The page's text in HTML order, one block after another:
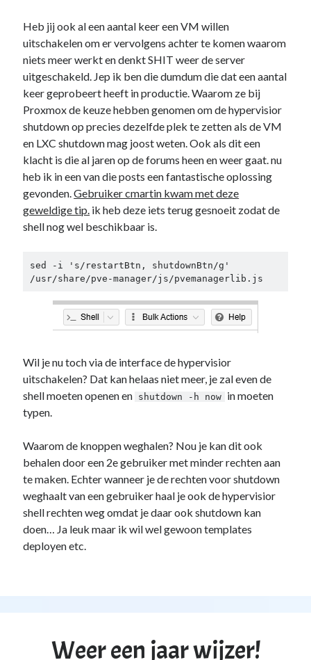
Heb jij ook al een aantal keer een VM willen
uitschakelen om er vervolgens achter te komen waarom
niets meer werkt en denkt SHIT weer de server
uitgeschakeld. Jep ik ben die dumdum die dat een aantal
keer geprobeert heeft in productie. Waarom ze bij
Proxmox de keuze hebben genomen om de hypervisior
shutdown op precies dezelfde plek te zetten als de VM
en LXC shutdown mag joost weten. Ook als dit een
klacht is die al jaren op de forums heen en weer gaat. nu
heb ik in een van die posts een fantastische oplossing
gevonden.Gebruiker cmartin kwam met deze
geweldige tip. ik heb deze iets terug gesnoeit zodat de
shell nog wel beschikbaar is.
sed -i 's/restartBtn, shutdownBtn/g'
/usr/share/pve-manager/js/pvemanagerlib.js
Wil je nu toch via de interface de hypervisior
uitschakelen? Dat kan helaas niet meer, je zal even de
shell moeten openen en shutdown -h now in moeten
typen.
Waarom de knoppen weghalen? Nou je kan dit ook
behalen door een 2e gebruiker met minder rechten aan
te maken. Echter wanneer je de rechten voor shutdown
weghaalt van een gebruiker haal je ook de hypervisior
shell rechten weg omdat je daar ook shutdown kan
doen… Ja leuk maar ik wil wel gewoon templates
deployen etc.
Weer een jaar wijzer!